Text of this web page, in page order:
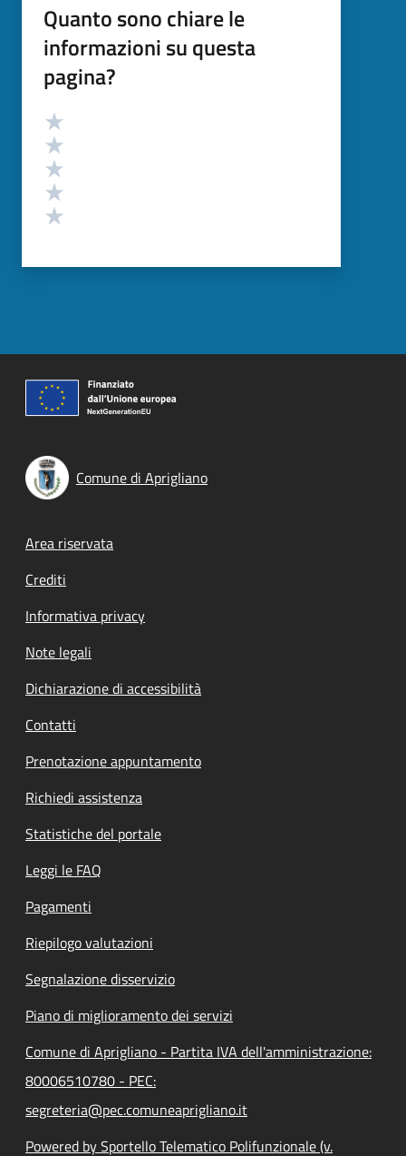
Quanto sono chiare le
informazioni su questa
pagina?
Valutazione
Comune di Aprigliano
Footer menu
Area riservata
Crediti
Informativa privacy
Note legali
Dichiarazione di accessibilità
Contatti
Prenotazione appuntamento
Richiedi assistenza
Statistiche del portale
Leggi le FAQ
Pagamenti
Riepilogo valutazioni
Segnalazione disservizio
Piano di miglioramento dei servizi
Comune di Aprigliano - Partita IVA dell'amministrazione:
80006510780 - PEC:
segreteria@pec.comuneaprigliano.it
Powered by Sportello Telematico Polifunzionale (v.